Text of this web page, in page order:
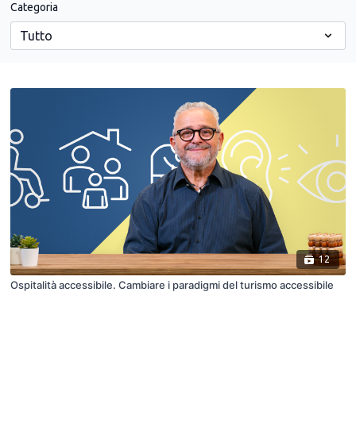
Categoria
12
Ospitalità accessibile. Cambiare i paradigmi del turismo accessibile